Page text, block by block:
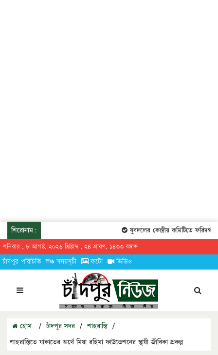
শিরোনাম: যুবদলের কেন্দ্রীয় কমিটিতে ফরিদগঞ্জের
শনিবার , ৮ আগস্ট, ২০২৬ খ্রিষ্টাব্দ , ২৪ শ্রাবণ, ১৪৩৩ বঙ্গাব্দ
চাঁদপুর পরিচিতি লঞ্চ সময়সূচী ফটো ভিডিও
হোম / চাঁদপুর সদর / শাহরাস্তি /
শাহরাস্তিতে যাকাতের অর্থে মিয়া রহিমা ফাউন্ডেশনের স্থায়ী জীবিকা প্রকল্প